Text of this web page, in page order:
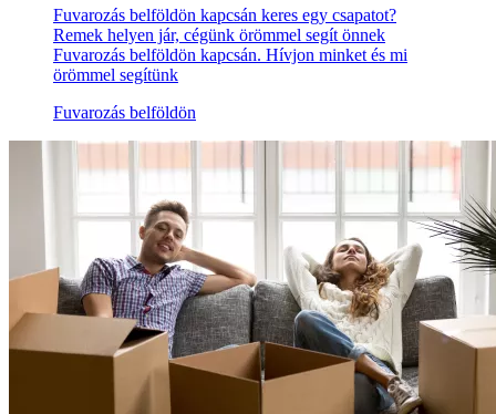
Fuvarozás belföldön kapcsán keres egy csapatot?
Remek helyen jár, cégünk örömmel segít önnek
Fuvarozás belföldön kapcsán. Hívjon minket és mi
örömmel segítünk
Fuvarozás belföldön